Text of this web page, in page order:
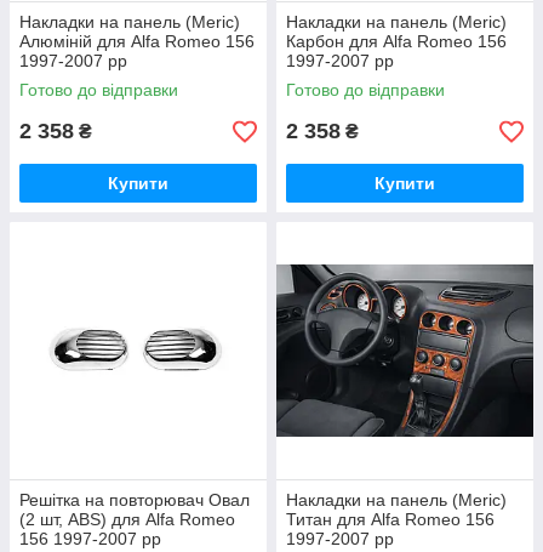
Накладки на панель (Meric)
Алюміній для Alfa Romeo 156
1997-2007 рр
Готово до відправки
2 358 ₴
Купити
Накладки на панель (Meric)
Карбон для Alfa Romeo 156
1997-2007 рр
Готово до відправки
2 358 ₴
Купити
Решітка на повторювач Овал
(2 шт, ABS) для Alfa Romeo
156 1997-2007 рр
Накладки на панель (Meric)
Титан для Alfa Romeo 156
1997-2007 рр